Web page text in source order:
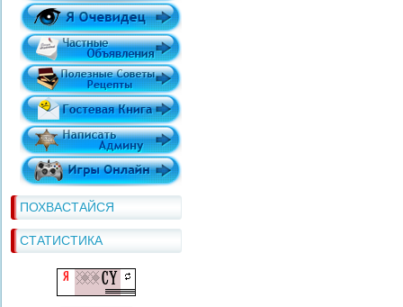
ПОХВАСТАЙСЯ
СТАТИСТИКА